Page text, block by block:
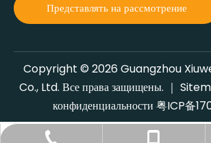
Представлять на рассмотрение
Copyright © 2026 Guangzhou
Co., Ltd. Все права защищены. ｜
конфиденциальности 粤ICP备